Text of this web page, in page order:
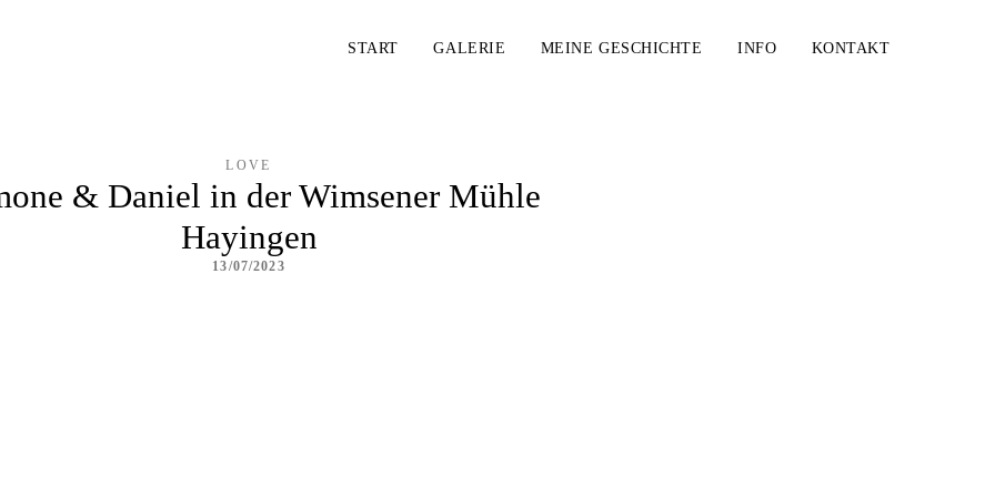
START GALERIE MEINE GESCHICHTE INFO KONTAKT
LOVE
& Daniel in der Wimsener Mühle
Hayingen
13/07/2023